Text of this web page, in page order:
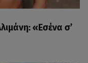
«Εσένα σ’